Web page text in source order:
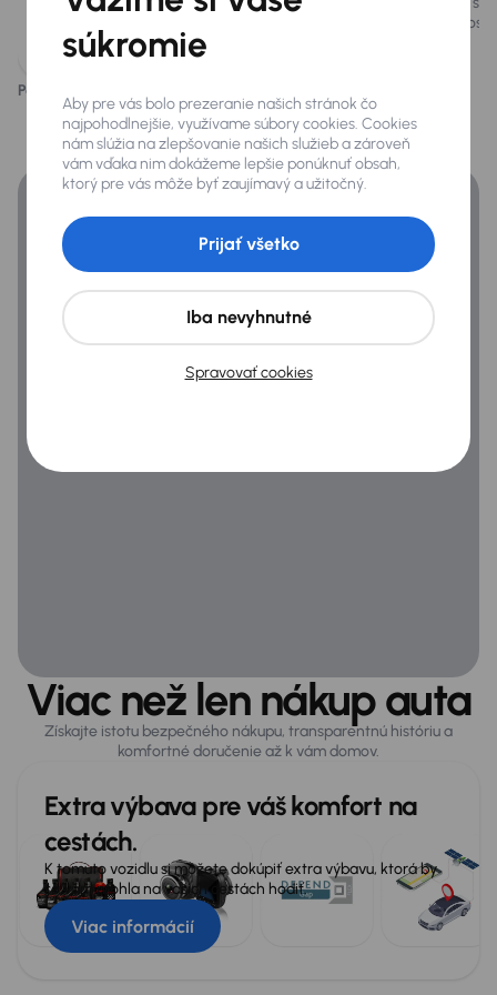
Pozdĺžné strešné nosiče
Predné a zadné park. senzory
Extra
Dažďový senzor
Infotainment
Android Auto
Asistent jazdy v pruhu
Asistent rozjazdu do kopca
Automatické zastavenie
ESP
Systém kontroly tlaku v pneumatikách
jazdný výkon.
Páči sa vám tento opis?
Financovanie
Získajte lepšie podmienky financovania ako banka.
Viac než len nákup auta
Získajte istotu bezpečného nákupu, transparentnú históriu a
komfortné doručenie až k vám domov.
Extra výbava pre váš komfort na
cestách.
K tomuto vozidlu si môžete dokúpiť extra výbavu, ktorá by
sa vám mohla na vašich cestách hodiť.
Viac informácií
súkromie
Aby pre vás bolo prezeranie našich stránok čo
najpohodlnejšie, využívame súbory cookies. Cookies
nám slúžia na zlepšovanie našich služieb a zároveň
vám vďaka nim dokážeme lepšie ponúknuť obsah,
ktorý pre vás môže byť zaujímavý a užitočný.
Spravovať cookies
Iba nevyhnutné
Prijať všetko